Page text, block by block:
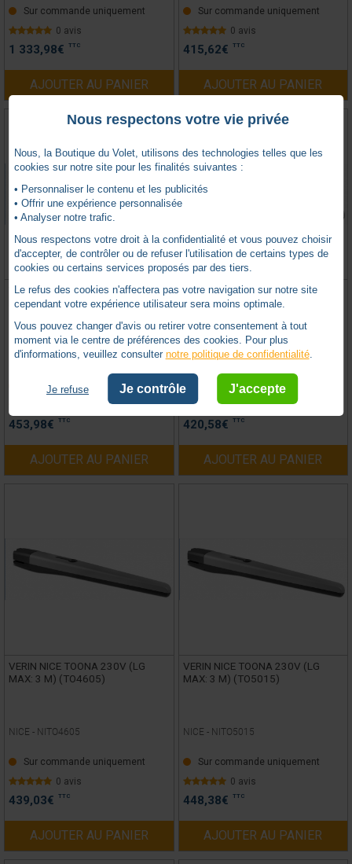
Sur commande uniquement
0 avis
1 333,98€ TTC
AJOUTER AU PANIER
Sur commande uniquement
0 avis
415,62€ TTC
AJOUTER AU PANIER
VERIN NICE TOONA 230V (LG
MAX: 3 M) (TO4006)
NICE -NITO4006
Sur commande uniquement
453,98€ TTC
AJOUTER AU PANIER
VERIN NICE TOONA 24V (LG MAX:
3 M) (TO4024)
NICE -NITO4024
Sur commande uniquement
0 avis
420,58€ TTC
AJOUTER AU PANIER
VERIN NICE TOONA 230V (LG
MAX: 3 M) (TO4605)
NICE - NITO4605
Sur commande uniquement
0 avis
439,03€ TTC
AJOUTER AU PANIER
VERIN NICE TOONA 230V (LG
MAX: 3 M) (TO5015)
NICE - NITO5015
Sur commande uniquement
0 avis
448,38€ TTC
AJOUTER AU PANIER
Nous respectons votre vie privée
Nous, la Boutique du Volet, utilisons des technologies telles que les
cookies sur notre site pour les finalités suivantes :
• Personnaliser le contenu et les publicités
• Offrir une expérience personnalisée
• Analyser notre trafic.
Nous respectons votre droit à la confidentialité et vous pouvez choisir
d'accepter, de contrôler ou de refuser l'utilisation de certains types de
cookies ou certains services proposés par des tiers.
Le refus des cookies n'affectera pas votre navigation sur notre site
cependant votre expérience utilisateur sera moins optimale.
Vous pouvez changer d'avis ou retirer votre consentement à tout
moment via le centre de préférences des cookies. Pour plus
d'informations, veuillez consulter notre politique de confidentialité.
Je refuse Je contrôle J'accepte